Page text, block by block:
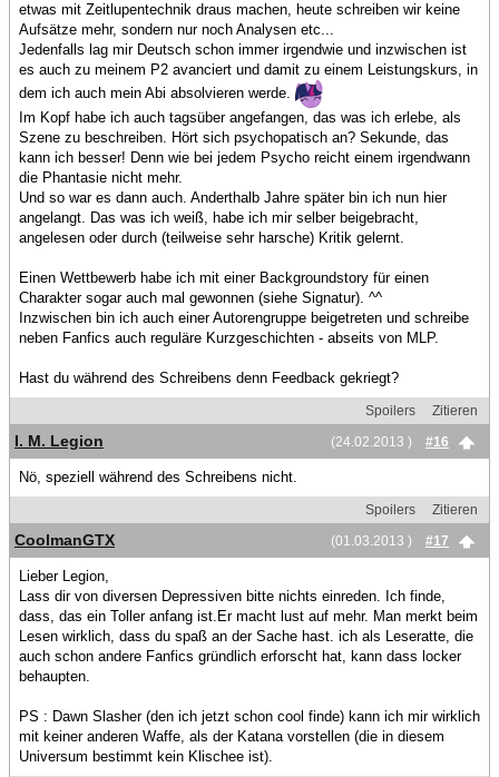
etwas mit Zeitlupentechnik draus machen, heute schreiben wir keine
Aufsätze mehr, sondern nur noch Analysen etc...
Jedenfalls lag mir Deutsch schon immer irgendwie und inzwischen ist
es auch zu meinem P2 avanciert und damit zu einem Leistungskurs, in
dem ich auch mein Abi absolvieren werde.
Im Kopf habe ich auch tagsüber angefangen, das was ich erlebe, als
Szene zu beschreiben. Hört sich psychopatisch an? Sekunde, das
kann ich besser! Denn wie bei jedem Psycho reicht einem irgendwann
die Phantasie nicht mehr.
Und so war es dann auch. Anderthalb Jahre später bin ich nun hier
angelangt. Das was ich weiß, habe ich mir selber beigebracht,
angelesen oder durch (teilweise sehr harsche) Kritik gelernt.
Einen Wettbewerb habe ich mit einer Backgroundstory für einen
Charakter sogar auch mal gewonnen (siehe Signatur). ^^
Inzwischen bin ich auch einer Autorengruppe beigetreten und schreibe
neben Fanfics auch reguläre Kurzgeschichten - abseits von MLP.
Hast du während des Schreibens denn Feedback gekriegt?
Spoilers
Zitieren
(24.02.2013 )
#16
I. M. Legion
Nö, speziell während des Schreibens nicht.
Spoilers
Zitieren
(01.03.2013 )
#17
CoolmanGTX
Lieber Legion,
Lass dir von diversen Depressiven bitte nichts einreden. Ich finde,
dass, das ein Toller anfang ist.Er macht lust auf mehr. Man merkt beim
Lesen wirklich, dass du spaß an der Sache hast. ich als Leseratte, die
auch schon andere Fanfics gründlich erforscht hat, kann dass locker
behaupten.
PS : Dawn Slasher (den ich jetzt schon cool finde) kann ich mir wirklich
mit keiner anderen Waffe, als der Katana vorstellen (die in diesem
Universum bestimmt kein Klischee ist).